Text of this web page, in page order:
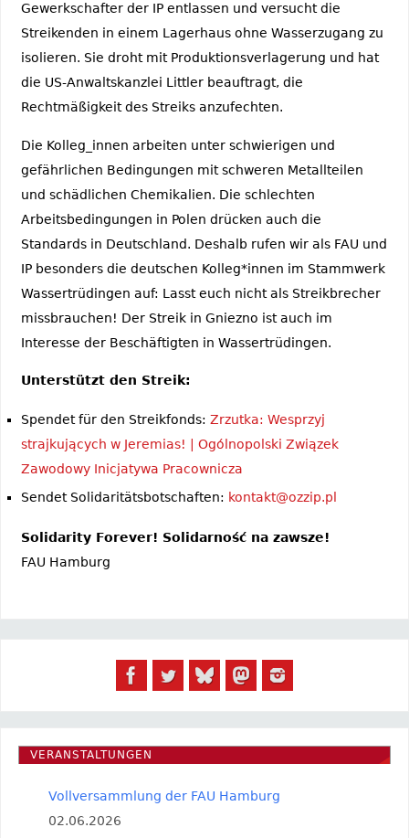
Gewerkschafter der IP entlassen und versucht die
Streikenden in einem Lagerhaus ohne Wasserzugang zu
isolieren. Sie droht mit Produktionsverlagerung und hat
die US-Anwaltskanzlei Littler beauftragt, die
Rechtmäßigkeit des Streiks anzufechten.
Die Kolleg_innen arbeiten unter schwierigen und
gefährlichen Bedingungen mit schweren Metallteilen
und schädlichen Chemikalien. Die schlechten
Arbeitsbedingungen in Polen drücken auch die
Standards in Deutschland. Deshalb rufen wir als FAU und
IP besonders die deutschen Kolleg*innen im Stammwerk
Wassertrüdingen auf: Lasst euch nicht als Streikbrecher
missbrauchen! Der Streik in Gniezno ist auch im
Interesse der Beschäftigten in Wassertrüdingen.
Unterstützt den Streik:
Spendet für den Streikfonds: Zrzutka: Wesprzyj
strajkujących w Jeremias! | Ogólnopolski Związek
Zawodowy Inicjatywa Pracownicza
Sendet Solidaritätsbotschaften: kontakt@ozzip.pl
Solidarity Forever! Solidarność na zawsze!
FAU Hamburg
VERANSTALTUNGEN
Vollversammlung der FAU Hamburg
02.06.2026